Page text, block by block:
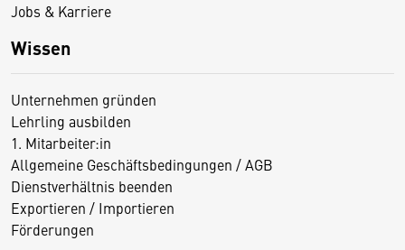
Jobs & Karriere
Wissen
Unternehmen gründen
Lehrling ausbilden
1. Mitarbeiter:in
Allgemeine Geschäftsbedingungen / AGB
Dienstverhältnis beenden
Exportieren / Importieren
Förderungen